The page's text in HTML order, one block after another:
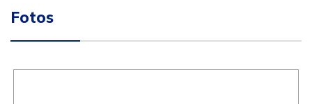
Fotos